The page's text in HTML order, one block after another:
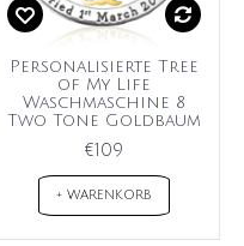
Personalisierte Tree
of My Life
Waschmaschine 8
Two Tone Goldbaum
€109
+ WARENKORB